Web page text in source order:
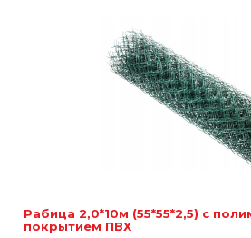
Рабица 2,0*10м (55*55*2,5) с
покрытием ПВХ